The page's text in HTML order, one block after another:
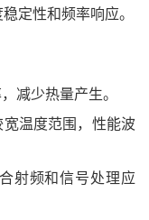
定性和频率响应。
减少热量产生。
温度范围，性能波
射频和信号处理应